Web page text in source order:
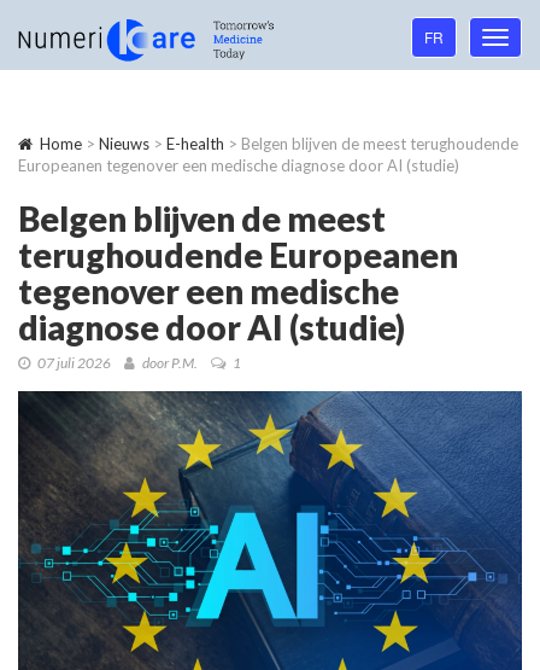
Language
navigation
FR
Home > Nieuws > E-health > Belgen blijven de meest terughoudende
Europeanen tegenover een medische diagnose door AI (studie)
Belgen blijven de meest
terughoudende Europeanen
tegenover een medische
diagnose door AI (studie)
07 juli 2026 door P.M. 1